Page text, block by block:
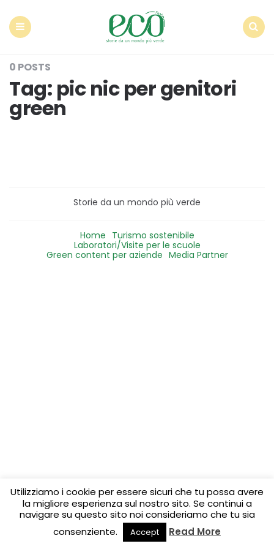
0 POSTS
Tag: pic nic per genitori
green
Storie da un mondo più verde
Home Turismo sostenibile
Laboratori/Visite per le scuole
Green content per aziende Media Partner
Utilizziamo i cookie per essere sicuri che tu possa avere
la migliore esperienza sul nostro sito. Se continui a
navigare su questo sito noi consideriamo che tu sia
consenziente.
Accept Read More